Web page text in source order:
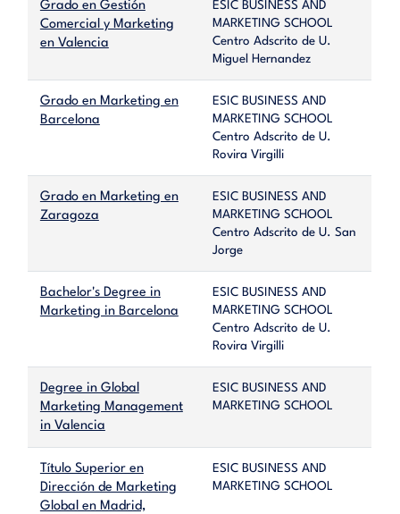
Grado en Gestión
Comercial y Marketing
en Valencia
ESIC BUSINESS AND
MARKETING SCHOOL
Centro Adscrito de U.
Miguel Hernandez
Grado en Marketing en
Barcelona
ESIC BUSINESS AND
MARKETING SCHOOL
Centro Adscrito de U.
Rovira Virgilli
Grado en Marketing en
Zaragoza
ESIC BUSINESS AND
MARKETING SCHOOL
Centro Adscrito de U. San
Jorge
Bachelor's Degree in
Marketing in Barcelona
ESIC BUSINESS AND
MARKETING SCHOOL
Centro Adscrito de U.
Rovira Virgilli
Degree in Global
Marketing Management
in Valencia
ESIC BUSINESS AND
MARKETING SCHOOL
Título Superior en
Dirección de Marketing
Global en Madrid,
ESIC BUSINESS AND
MARKETING SCHOOL